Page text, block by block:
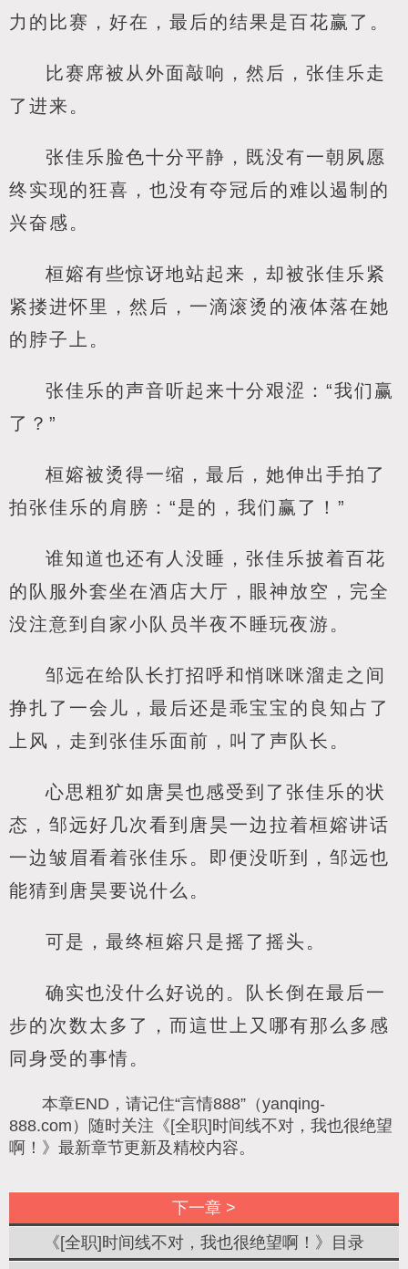
力的比赛，好在，最后的结果是百花赢了。
比赛席被从外面敲响，然后，张佳乐走
了进来。
张佳乐脸色十分平静，既没有一朝夙愿
终实现的狂喜，也没有夺冠后的难以遏制的
兴奋感。
桓嫆有些惊讶地站起来，却被张佳乐紧
紧搂进怀里，然后，一滴滚烫的液体落在她
的脖子上。
张佳乐的声音听起来十分艰涩：“我们赢
了？”
桓嫆被烫得一缩，最后，她伸出手拍了
拍张佳乐的肩膀：“是的，我们赢了！”
谁知道也还有人没睡，张佳乐披着百花
的队服外套坐在酒店大厅，眼神放空，完全
没注意到自家小队员半夜不睡玩夜游。
邹远在给队长打招呼和悄咪咪溜走之间
挣扎了一会儿，最后还是乖宝宝的良知占了
上风，走到张佳乐面前，叫了声队长。
心思粗犷如唐昊也感受到了张佳乐的状
态，邹远好几次看到唐昊一边拉着桓嫆讲话
一边皱眉看着张佳乐。即便没听到，邹远也
能猜到唐昊要说什么。
可是，最终桓嫆只是摇了摇头。
确实也没什么好说的。队长倒在最后一
步的次数太多了，而這世上又哪有那么多感
同身受的事情。
本章END，请记住“言情888”（yanqing-
888.com）随时关注《[全职]时间线不对，我也很绝望
啊！》最新章节更新及精校内容。
下一章 >
《[全职]时间线不对，我也很绝望啊！》目录